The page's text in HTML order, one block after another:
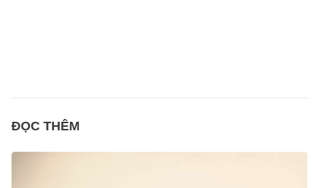
ĐỌC THÊM